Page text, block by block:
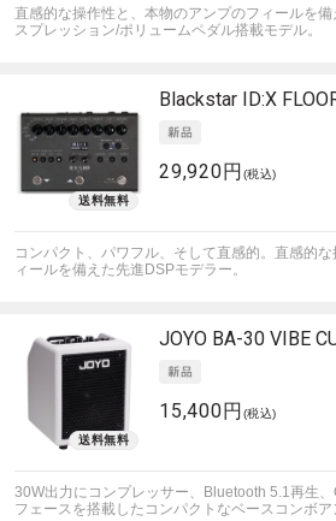
直感的な操作性と、本物のアンプのフィールを
スプレッション/ポリュームペダル搭載モデル。
Blackstar ID:X
29,920円 (税込)
コンパクト、パワフル、そして直感的。直感的
ィールを備えた先進DSPモデラー。
JOYO BA-30 VIBE
15,400円 (税込)
30W出力にコンプレッサー、Bluetooth 5.1再生
フェースを搭載したコンパクトなベースコンボア